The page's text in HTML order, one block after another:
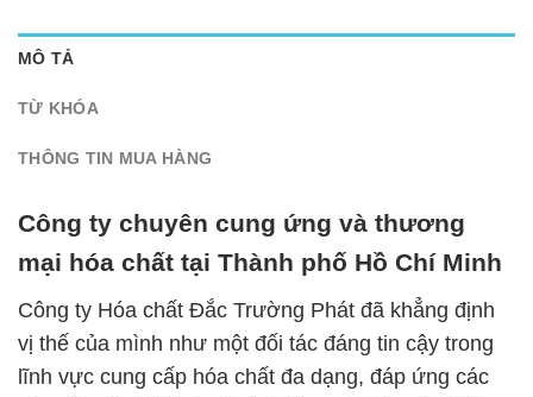
MÔ TẢ
TỪ KHÓA
THÔNG TIN MUA HÀNG
Công ty chuyên cung ứng và thương
mại hóa chất tại Thành phố Hồ Chí Minh
Công ty Hóa chất Đắc Trường Phát đã khẳng định
vị thế của mình như một đối tác đáng tin cậy trong
lĩnh vực cung cấp hóa chất đa dạng, đáp ứng các